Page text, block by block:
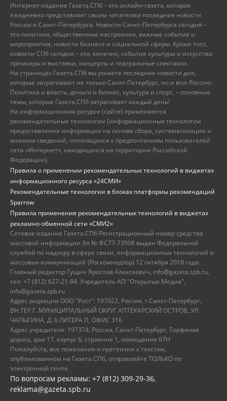
Интернет-издание Газета.СПб – это онлайн-газета, которая
ежедневно представляет своим читателям последние новости
России и Санкт-Петербурга. Новости Санкт-Петербурга сегодня –
это политика, общественные настроения, важные события и
мероприятия, новости бизнеса и социальной сферы. Кроме того,
новости СПб сегодня – это, конечно, события культуры и искусства:
премьеры и выставки, концерты и театральные спектакли.
На страницах Газета.СПб вы узнаете последние новости дня,
которые затрагивают не только Санкт-Петербург, но и всю Россию.
Политика и власть, деньги и бизнес, культура и спорт, – основные
темы, которые Газета.СПб затрагивает каждый день!
На информационном ресурсе (сайте) применяются
рекомендательные технологии (информационные технологии
предоставления информации на основе сбора, систематизации и
анализа сведений, относящихся к предпочтениям пользователей
сети «Интернет», находящихся на территории Российской
Федерации).
Правила о применении рекомендательных технологий в виджетах
информационного ресурса «24СМИ»
Рекомендательные технологии в блоках платформы рекомендаций
Sparrow
Правила применения рекомендательных технологий в виджетах
рекламно-обменной сети «СМИ2»
Сетевое издание Газета.СПб Регистрационный номер средства
массовой информации Эл № ФС77-73908 выдан Федеральной
службой по надзору в сфере связи, информационных технологий и
массовых коммуникаций (Роскомнадзор) 12 октября 2018 года.
Главный редактор Гущин Ярослав Алексеевич, info@gazeta.spb.ru,
тел: +7 (812) 627-21-84. Учредитель АО "Открытые Медиа",
info@gazeta.spb.ru
Адрес редакции ООО "Рост": 197022, Россия, г.Санкт-Петербург,
ВН.ТЕР.Г. МУНИЦИПАЛЬНЫЙ ОКРУГ АПТЕКАРСКИЙ ОСТРОВ, УЛ
ЧАПЫГИНА, Д. 6 ЛИТЕРА П, ОФИС 316
Адрес учредителя: 197374, Россия, Санкт-Петербург, Торфяная
дорога, дом 17, корпус 6, строение 1, помещение 67Н
Пожалуйста, все пожелания и претензии к текстам,
опубликованном на Газета.СПб, отправляйте ТОЛЬКО по
электронной почте.
По вопросам рекламы: +7 (812) 309-29-36,
reklama@gazeta.spb.ru